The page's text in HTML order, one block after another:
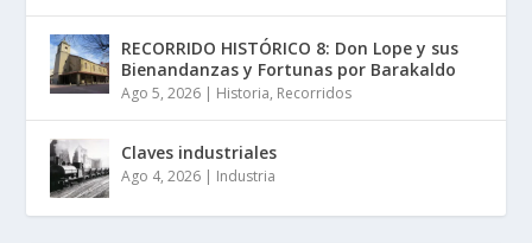
RECORRIDO HISTÓRICO 8: Don Lope y sus
Bienandanzas y Fortunas por Barakaldo
Ago 5, 2026 | Historia, Recorridos
Claves industriales
Ago 4, 2026 | Industria